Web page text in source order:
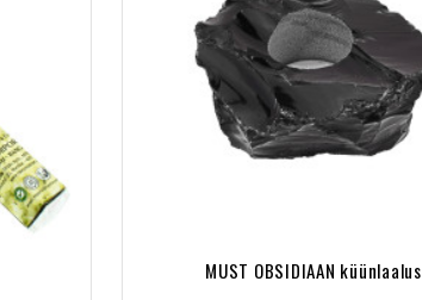
MUST OBSIDIAAN küünlaalus